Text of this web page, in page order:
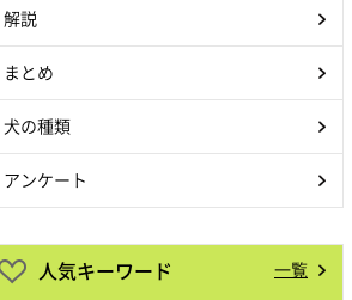
解説
まとめ
犬の種類
アンケート
人気キーワード 一覧